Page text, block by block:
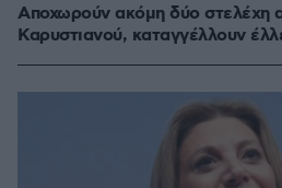
Αποχωρούν ακόμη δύο στελέχη
Καρυστιανού, καταγγέλλουν